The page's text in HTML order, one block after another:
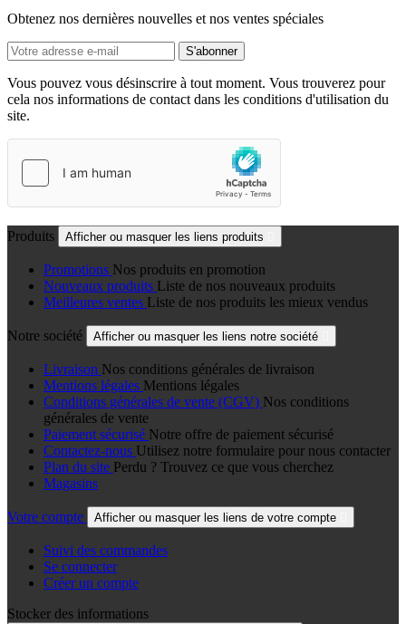
Obtenez nos dernières nouvelles et nos ventes spéciales
Vous pouvez vous désinscrire à tout moment. Vous trouverez pour
cela nos informations de contact dans les conditions d'utilisation du
site.
Produits Afficher ou masquer les liens produits
Promotions Nos produits en promotion
Nouveaux produits Liste de nos nouveaux produits
Meilleures ventes Liste de nos produits les mieux vendus
Notre société Afficher ou masquer les liens notre société
Livraison Nos conditions générales de livraison
Mentions légales Mentions légales
Conditions générales de vente (CGV) Nos conditions
générales de vente
Paiement sécurisé Notre offre de paiement sécurisé
Contactez-nous Utilisez notre formulaire pour nous contacter
Plan du site Perdu ? Trouvez ce que vous cherchez
Magasins
Votre compte Afficher ou masquer les liens de votre compte
Suivi des commandes
Se connecter
Créer un compte
Stocker des informations